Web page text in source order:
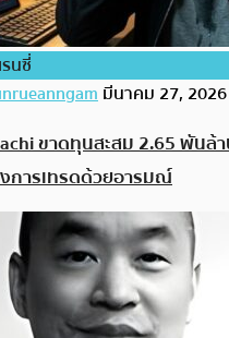
นซี่
มีนาคม 27, 2026
ขาดทุนสะสม 2.65 พันล้
การเทรดด้วยอารมณ์